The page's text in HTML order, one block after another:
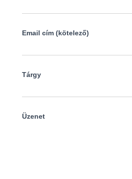
Email cím (kötelező)
Tárgy
Üzenet